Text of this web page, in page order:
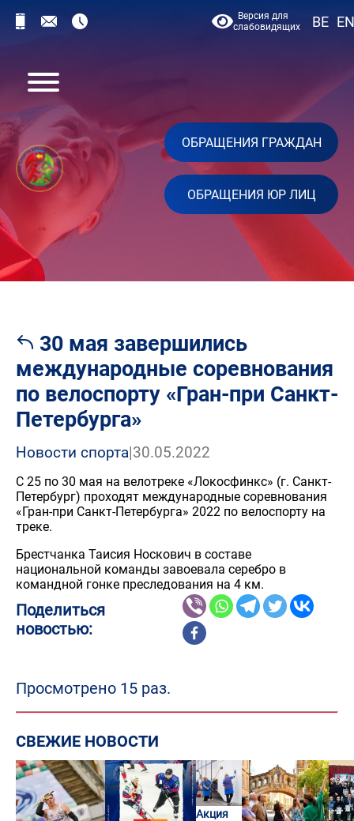
Версия для
слабовидящих
BE EN
ОБРАЩЕНИЯ ГРАЖДАН
ОБРАЩЕНИЯ ЮР ЛИЦ
30 мая завершились
международные соревнования
по велоспорту «Гран-при Санкт-
Петербурга»
Новости спорта|30.05.2022
С 25 по 30 мая на велотреке «Локосфинкс» (г. Санкт-
Петербург) проходят международные соревнования
«Гран-при Санкт-Петербурга» 2022 по велоспорту на
треке.
Брестчанка Таисия Носкович в составе
национальной команды завоевала серебро в
командной гонке преследования на 4 км.
Поделиться
новостью:
Просмотрено 15 раз.
СВЕЖИЕ НОВОСТИ
Акция